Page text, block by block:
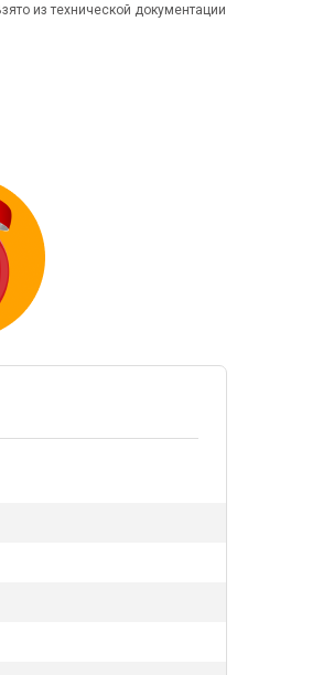
из технической документации